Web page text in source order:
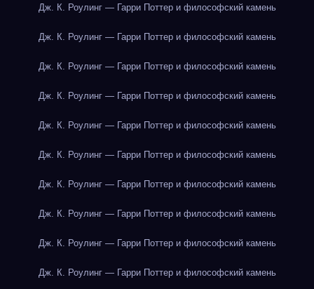
Дж. К. Роулинг — Гарри Поттер и философский камень
Дж. К. Роулинг — Гарри Поттер и философский камень
Дж. К. Роулинг — Гарри Поттер и философский камень
Дж. К. Роулинг — Гарри Поттер и философский камень
Дж. К. Роулинг — Гарри Поттер и философский камень
Дж. К. Роулинг — Гарри Поттер и философский камень
Дж. К. Роулинг — Гарри Поттер и философский камень
Дж. К. Роулинг — Гарри Поттер и философский камень
Дж. К. Роулинг — Гарри Поттер и философский камень
Дж. К. Роулинг — Гарри Поттер и философский камень